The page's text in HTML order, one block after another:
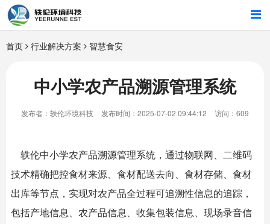
首页
行业解决方案
智能硬件
关于我们
首页 行业解决方案 智慧食安
中小学农产品溯源管理系统
发布者：轶伦环境科技 发布时间：2025-07-02 09:44:12 访问：609
轶伦中小学农产品溯源管理系统，通过物联网、二维码
技术精确把控食材来源、食材配送去向、食材存储、食材
出库等节点，实现对农产品全过程可追溯性信息的追踪，
包括产地信息、农产品信息、收集包装信息、现场录音信